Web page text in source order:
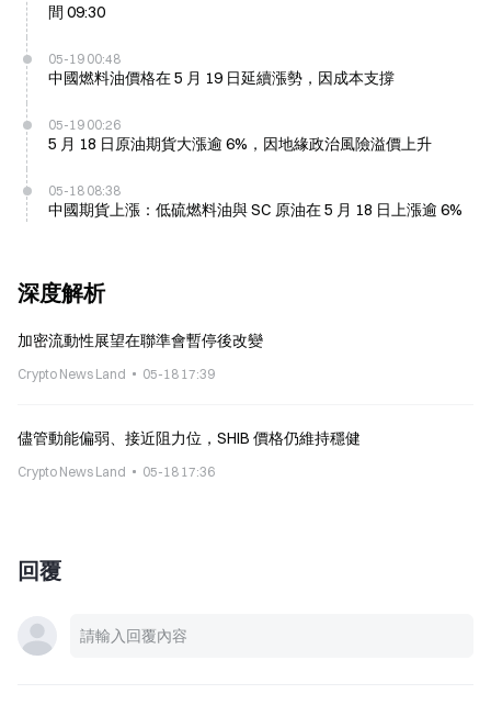
間 09:30
05-19 00:48
中國燃料油價格在 5 月 19 日延續漲勢，因成本支撐
05-19 00:26
5 月 18 日原油期貨大漲逾 6%，因地緣政治風險溢價上升
05-18 08:38
中國期貨上漲：低硫燃料油與 SC 原油在 5 月 18 日上漲逾 6%
深度解析
加密流動性展望在聯準會暫停後改變
Crypto News Land 05-18 17:39
儘管動能偏弱、接近阻力位，SHIB 價格仍維持穩健
Crypto News Land 05-18 17:36
回覆